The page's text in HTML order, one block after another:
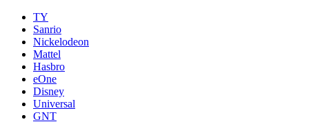
TY
Sanrio
Nickelodeon
Mattel
Hasbro
eOne
Disney
Universal
GNT